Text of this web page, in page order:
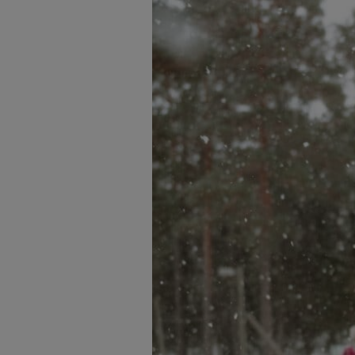
En paus på parkbänkar för